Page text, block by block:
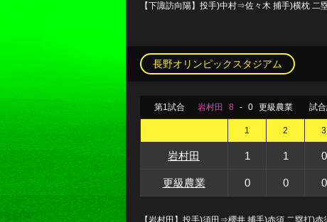
【下諏訪向陽】投手)中村⇒佐々木 捕手)横枕 二
長野オリンピックスタジアム
第1試合 岩村田 8 - 0 更級農業 試
1 2 3
岩村田 1 1 0
更級農業 0 0 0
【岩村田】投手)須田⇒櫻井 捕手)赤須 二塁打)赤